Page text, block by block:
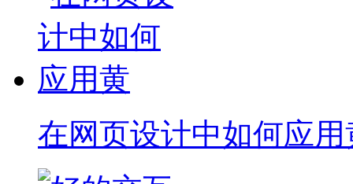
在网页设计中如何应用